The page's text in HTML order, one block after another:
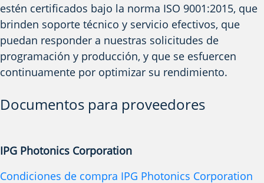
estén certificados bajo la norma ISO 9001:2015, que
brinden soporte técnico y servicio efectivos, que
puedan responder a nuestras solicitudes de
programación y producción, y que se esfuercen
continuamente por optimizar su rendimiento.
Documentos para proveedores
IPG Photonics Corporation
Condiciones de compra IPG Photonics Corporation